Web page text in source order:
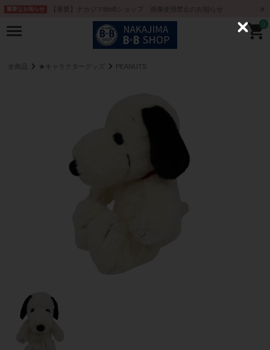
重要なお知らせ 【重要】ナカジマBtoBショップ 画像使用禁止のお知らせ
0
全商品 ★キャラクターグッズ PEANUTS
C